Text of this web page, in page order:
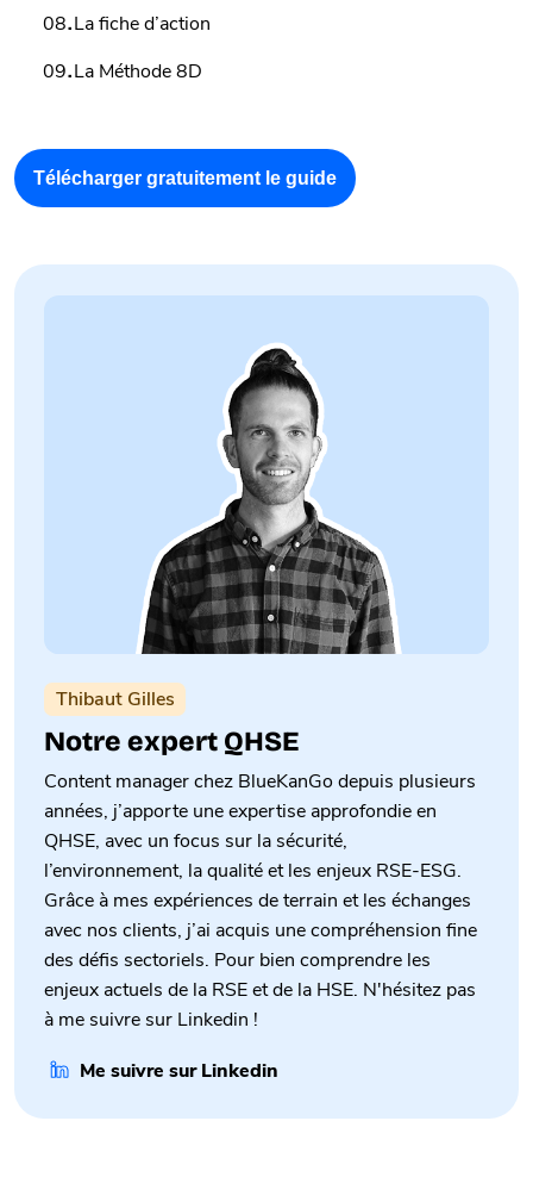
08.La fiche d’action
09.La Méthode 8D
Télécharger gratuitement le guide
Thibaut Gilles
Notre expert QHSE
Content manager chez BlueKanGo depuis plusieurs
années, j’apporte une expertise approfondie en
QHSE, avec un focus sur la sécurité,
l’environnement, la qualité et les enjeux RSE-ESG.
Grâce à mes expériences de terrain et les échanges
avec nos clients, j’ai acquis une compréhension fine
des défis sectoriels. Pour bien comprendre les
enjeux actuels de la RSE et de la HSE. N'hésitez pas
à me suivre sur Linkedin !
Me suivre sur Linkedin